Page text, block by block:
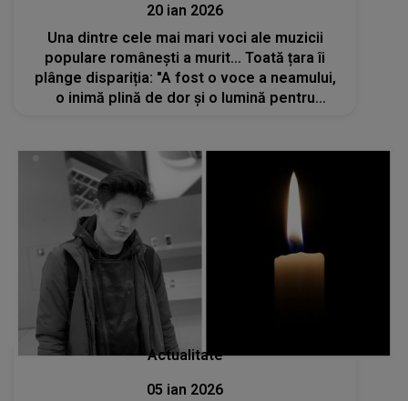
20 ian 2026
Una dintre cele mai mari voci ale muzicii
populare românești a murit... Toată țara îi
plânge dispariția: "A fost o voce a neamului,
o inimă plină de dor și o lumină pentru
Actualitate
05 ian 2026